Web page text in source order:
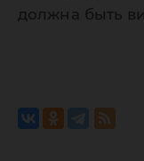
должна быть